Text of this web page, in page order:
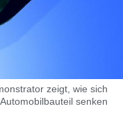
zeigt, wie sich
senken